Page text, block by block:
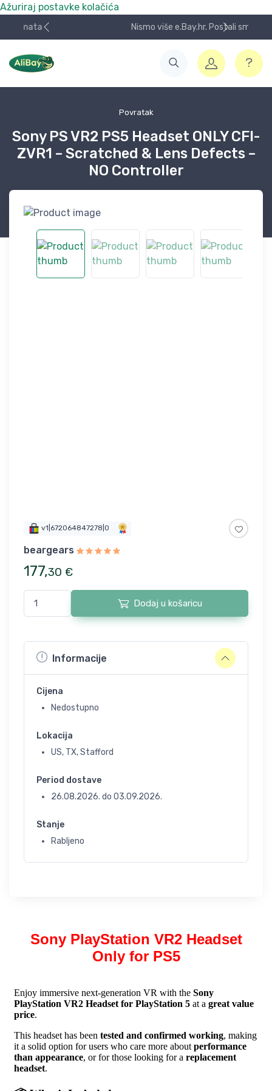
Ažuriraj postavke kolačića
Nismo više e.Bay.hr. Postali smo AliBay!
Povratak
Sony PS VR2 PS5 Headset ONLY CFI-
ZVR1 – Scratched & Lens Defects –
NO Controller
v1|672064847278|0
beargears
177,30 €
Dodaj u košaricu
Informacije
Cijena
Nedostupno
Lokacija
US, TX, Stafford
Period dostave
26.08.2026. do 03.09.2026.
Stanje
Rabljeno